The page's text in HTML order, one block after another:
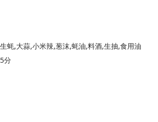
生蚝,大蒜,小米辣,葱沫,蚝油,料酒,生抽,食用油
5分